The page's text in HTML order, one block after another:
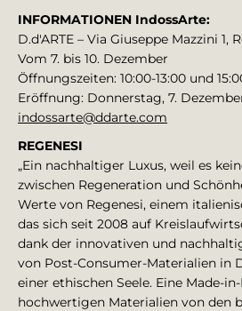
INFORMATIONEN IndossArte:
D.d'ARTE – Via Giuseppe Mazzini 1,
Vom 7. bis 10. Dezember
Öffnungszeiten: 10:00-13:00 und
Eröffnung: Donnerstag, 7.
indossarte@ddarte.com
REGENESI
„Ein nachhaltiger Luxus, weil es
zwischen Regeneration und
Werte von Regenesi, einem
das sich seit 2008 auf
dank der innovativen und
von Post-Consumer-Materialien in
einer ethischen Seele. Eine Made-
hochwertigen Materialien von den